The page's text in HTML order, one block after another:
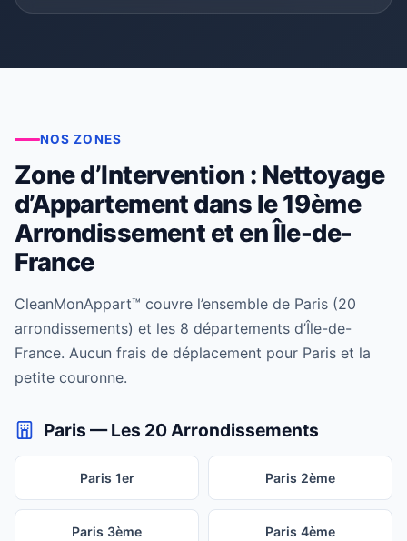
NOS ZONES
Zone d’Intervention : Nettoyage
d’Appartement dans le 19ème
Arrondissement et en Île-de-
France
CleanMonAppart™ couvre l’ensemble de Paris (20
arrondissements) et les 8 départements d’Île-de-
France. Aucun frais de déplacement pour Paris et la
petite couronne.
Paris — Les 20 Arrondissements
Paris 1er Paris 2ème
Paris 3ème Paris 4ème